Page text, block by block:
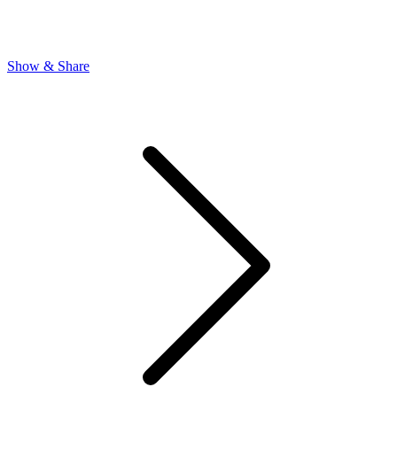
Show & Share